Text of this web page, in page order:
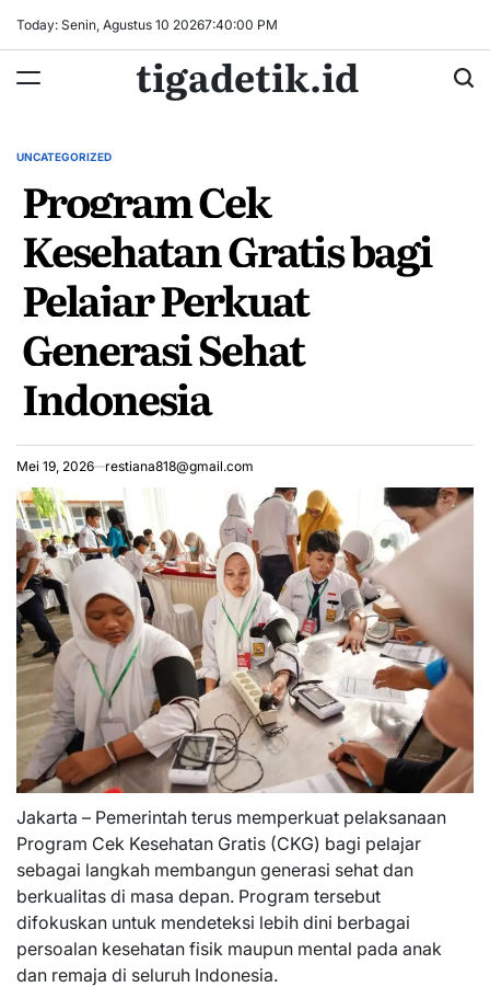
Today: Senin, Agustus 10 20267:40:01 PM
tigadetik.id
POSTED
UNCATEGORIZED
Program Cek
Kesehatan Gratis bagi
Pelajar Perkuat
Generasi Sehat
Indonesia
Mei 19, 2026 restiana818@gmail.com
Jakarta – Pemerintah terus memperkuat pelaksanaan
Program Cek Kesehatan Gratis (CKG) bagi pelajar
sebagai langkah membangun generasi sehat dan
berkualitas di masa depan. Program tersebut
difokuskan untuk mendeteksi lebih dini berbagai
persoalan kesehatan fisik maupun mental pada anak
dan remaja di seluruh Indonesia.